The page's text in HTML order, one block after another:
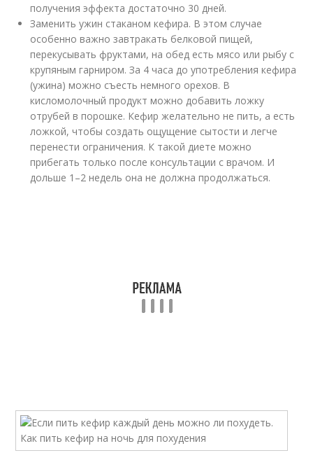
получения эффекта достаточно 30 дней.
Заменить ужин стаканом кефира. В этом случае
особенно важно завтракать белковой пищей,
перекусывать фруктами, на обед есть мясо или рыбу с
крупяным гарниром. За 4 часа до употребления кефира
(ужина) можно съесть немного орехов. В
кисломолочный продукт можно добавить ложку
отрубей в порошке. Кефир желательно не пить, а есть
ложкой, чтобы создать ощущение сытости и легче
перенести ограничения. К такой диете можно
прибегать только после консультации с врачом. И
дольше 1–2 недель она не должна продолжаться.